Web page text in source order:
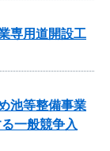
専用道開設工
池等整備事業
一般競争入